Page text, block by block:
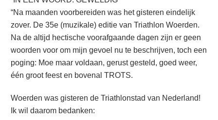
“Na maanden voorbereiden was het gisteren eindelijk
zover. De 35e (muzikale) editie van Triathlon Woerden.
Na de altijd hectische voorafgaande dagen zijn er geen
woorden voor om mijn gevoel nu te beschrijven, toch een
poging: Moe maar voldaan, gerust gesteld, goed weer,
één groot feest en bovenal TROTS.
Woerden was gisteren de Triathlonstad van Nederland!
Ik wil daarom bedanken: